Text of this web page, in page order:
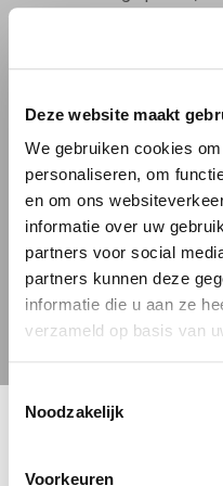
Deze website maakt
We gebruiken cookies
personaliseren, om
en om ons
informatie over uw
partners voor social
partners kunnen deze
informatie die u aan ze
verzameld op basis van
Toestemmingsselectie
Noodzakelijk
Voorkeuren
De trendsetter van de
zacht van bitterheid en
Hazy IPA’s worden
grote hoeveelheden hop,
textuur en een bijna
Smaakt naar: mango,
Alcohol: 5,5–8%
Voor wie houdt van de
minder alcohol wil. Een
🍺
Je moet 18 jaar of